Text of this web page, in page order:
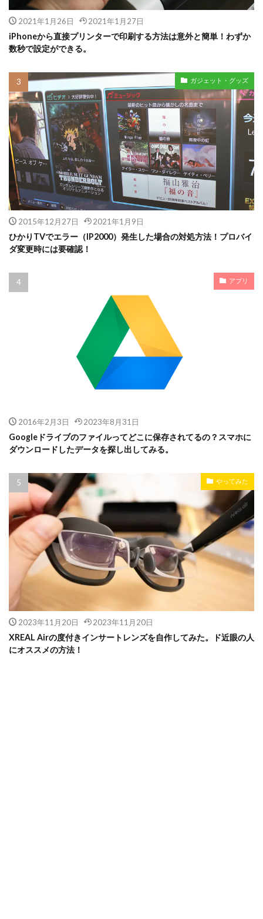
2021年1月26日 2021年1月27日
iPhoneから直接プリンターで印刷する方法は意外と簡単！わずか
数秒で設定ができる。
ガジェット・グッズ
2015年12月27日 2021年1月9日
ひかりTVでエラー（IP2000）発生した場合の対処方法！プロバイ
ダ変更時には要確認！
アプリ
2016年2月3日 2023年8月31日
Googleドライブのファイルってどこに保存されてるの？スマホに
ダウンロードしたデータを探し出してみる。
やってみた
2023年11月20日 2023年11月20日
XREAL Airの度付きインサートレンズを自作してみた。ド近眼の人
にオススメの方法！